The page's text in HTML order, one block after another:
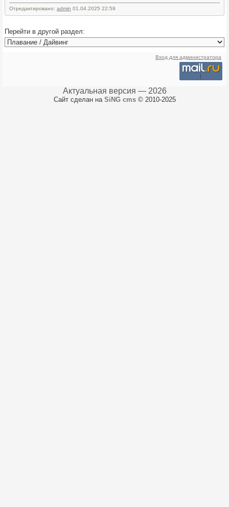
Отредактировано: admin 01.04.2025 22:59
Перейти в другой раздел:
Вход для администратора
Актуальная версия — 2026
Сайт сделан на SiNG cms© 2010-2025